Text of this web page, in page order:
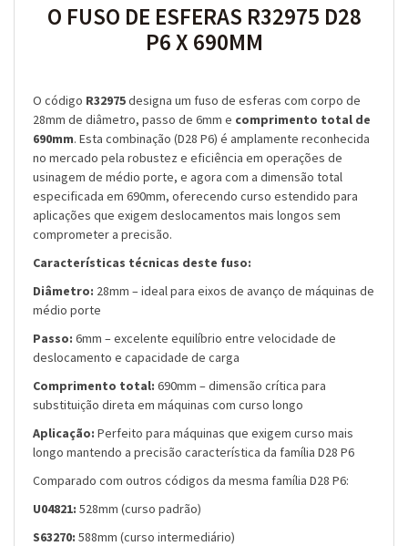
O FUSO DE ESFERAS R32975 D28
P6 X 690MM
O código R32975designa um fuso de esferas com corpo de
28mm de diâmetro, passo de 6mm e comprimento total de
690mm. Esta combinação (D28 P6) é amplamente reconhecida
no mercado pela robustez e eficiência em operações de
usinagem de médio porte, e agora com a dimensão total
especificada em 690mm, oferecendo curso estendido para
aplicações que exigem deslocamentos mais longos sem
comprometer a precisão.
Características técnicas deste fuso:
Diâmetro: 28mm – ideal para eixos de avanço de máquinas de
médio porte
Passo: 6mm – excelente equilíbrio entre velocidade de
deslocamento e capacidade de carga
Comprimento total: 690mm – dimensão crítica para
substituição direta em máquinas com curso longo
Aplicação: Perfeito para máquinas que exigem curso mais
longo mantendo a precisão característica da família D28 P6
Comparado com outros códigos da mesma família D28 P6:
U04821: 528mm (curso padrão)
S63270: 588mm (curso intermediário)